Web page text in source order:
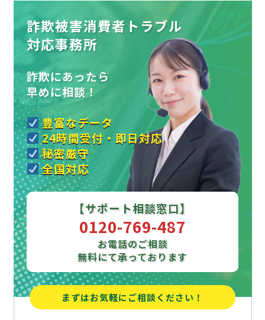
詐欺被害消費者トラブル
対応事務所
詐欺にあったら
早めに相談！
豊富なデータ
24時間受付・即日対応
秘密厳守
全国対応
【サポート相談窓口】
0120-769-487
お電話のご相談
無料にて承っております
まずはお気軽にご相談ください！